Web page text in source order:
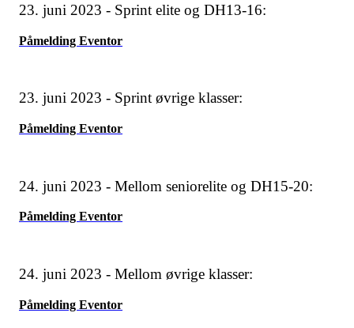
23. juni 2023 - Sprint elite og DH13-16:
Påmelding Eventor
23. juni 2023 - Sprint øvrige klasser:
Påmelding Eventor
24. juni 2023 - Mellom seniorelite og DH15-20:
Påmelding Eventor
24. juni 2023 - Mellom øvrige klasser:
Påmelding Eventor